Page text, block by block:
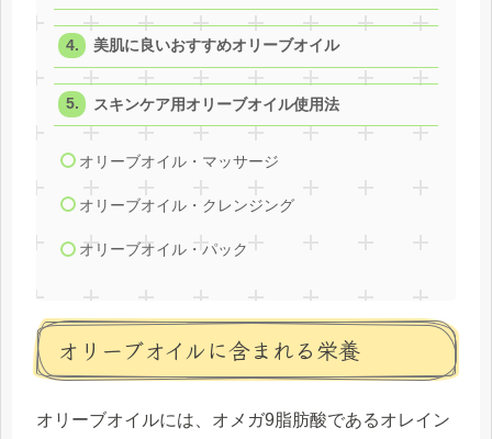
美肌に良いおすすめオリーブオイル
スキンケア用オリーブオイル使用法
オリーブオイル・マッサージ
オリーブオイル・クレンジング
オリーブオイル・パック
オリーブオイルに含まれる栄養
オリーブオイルには、オメガ9脂肪酸であるオレイン